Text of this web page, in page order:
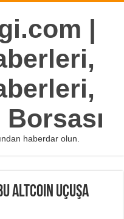
|
haberdar olun.
Altcoin Uçuşa